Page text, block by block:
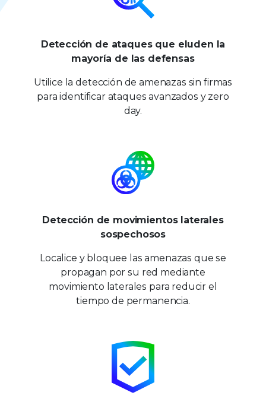
Detección de ataques que eluden la
mayoría de las defensas
Utilice la detección de amenazas sin firmas
para identificar ataques avanzados y zero
day.
Detección de movimientos laterales
sospechosos
Localice y bloquee las amenazas que se
propagan por su red mediante
movimiento laterales para reducir el
tiempo de permanencia.